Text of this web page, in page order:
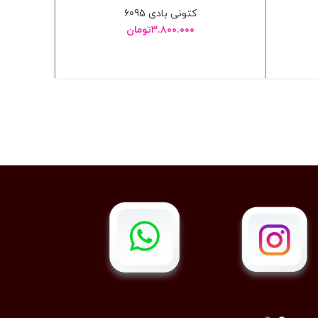
کتونی بادی 6095
۳.۸۰۰.۰۰۰تومان